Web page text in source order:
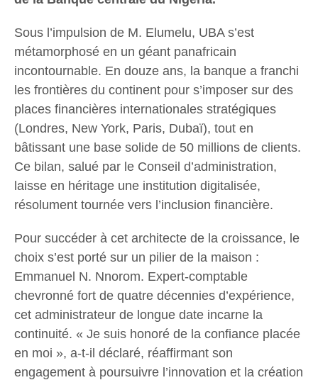
​Sous l’impulsion de M. Elumelu, UBA s’est
métamorphosé en un géant panafricain
incontournable. En douze ans, la banque a franchi
les frontières du continent pour s’imposer sur des
places financières internationales stratégiques
(Londres, New York, Paris, Dubaï), tout en
bâtissant une base solide de 50 millions de clients.
Ce bilan, salué par le Conseil d’administration,
laisse en héritage une institution digitalisée,
résolument tournée vers l’inclusion financière.
​Pour succéder à cet architecte de la croissance, le
choix s’est porté sur un pilier de la maison :
Emmanuel N. Nnorom. Expert-comptable
chevronné fort de quatre décennies d’expérience,
cet administrateur de longue date incarne la
continuité. « Je suis honoré de la confiance placée
en moi », a-t-il déclaré, réaffirmant son
engagement à poursuivre l’innovation et la création